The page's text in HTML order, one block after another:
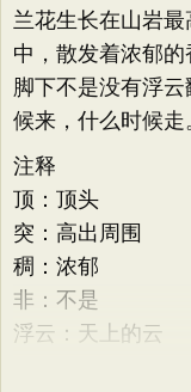
兰花生长在山岩
中，散发着浓郁的
脚下不是没有浮
候来，什么时候走
注释
顶：顶头
突：高出周围
稠：浓郁
非：不是
浮云：天上的云